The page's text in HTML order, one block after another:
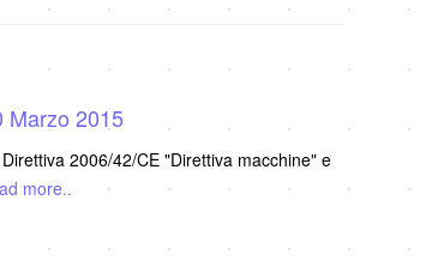
5.0 Marzo 2015
2006/42/CE "Direttiva macchine" e
more..